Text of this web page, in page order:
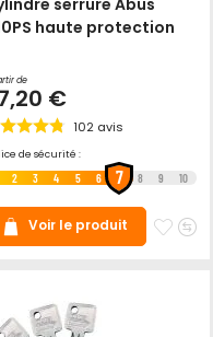
serrure Abus
haute protection
de
€
102avis
de sécurité :
2 3 4 5 6 7 8 9 10
Voir le produit